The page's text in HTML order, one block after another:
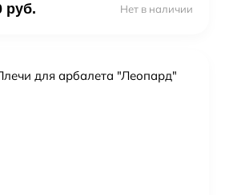
руб. Нет в наличии